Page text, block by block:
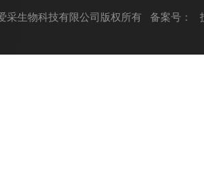
采生物科技有限公司版权所有 备案号：